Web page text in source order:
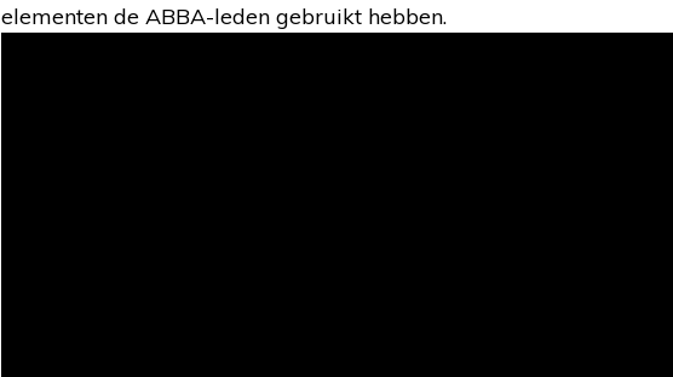
elementen de ABBA-leden gebruikt hebben.